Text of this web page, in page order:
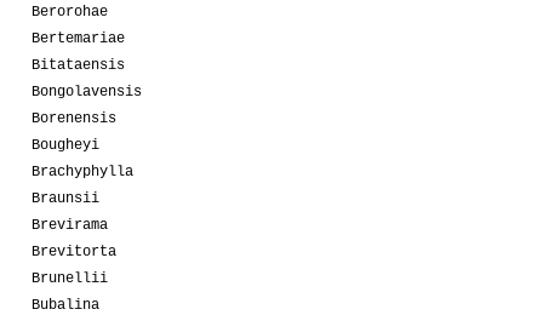
Berorohae
Bertemariae
Bitataensis
Bongolavensis
Borenensis
Bougheyi
Brachyphylla
Braunsii
Brevirama
Brevitorta
Brunellii
Bubalina